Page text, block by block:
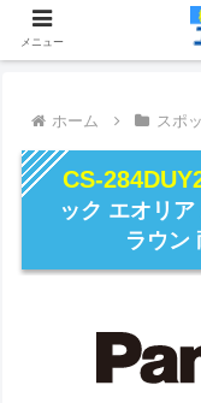
ホーム スポ
CS-
ック エオリ
ラウン
メニュー